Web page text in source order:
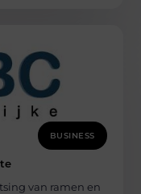
BUSINESS
van ramen en